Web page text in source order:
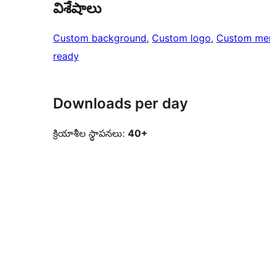
విశేషాలు
Custom background, Custom logo, Custom
ready
Downloads per day
క్రియాశీల స్థాపనలు: 40+